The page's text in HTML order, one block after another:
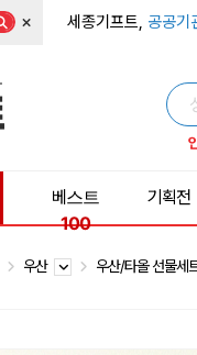
× 세종기프트, 공공기
베스트
100
기획전
우산 우산/타올 선물세